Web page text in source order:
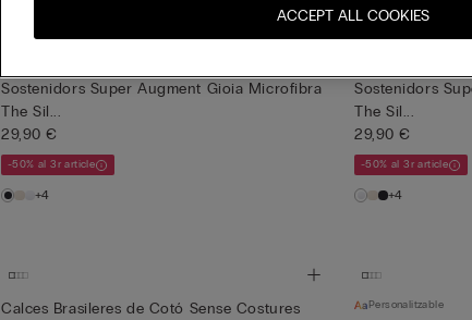
Sostenidors Super Augment Gioia Microfibra
The Sil...
29,90 €
-50% al 3r article
+4
Sostenidors
The Sil...
29,90 €
-50% al 3r article
+4
Calces Brasileres de Cotó Sense Costures
Personalitzable
ACCEPT ALL COOKIES